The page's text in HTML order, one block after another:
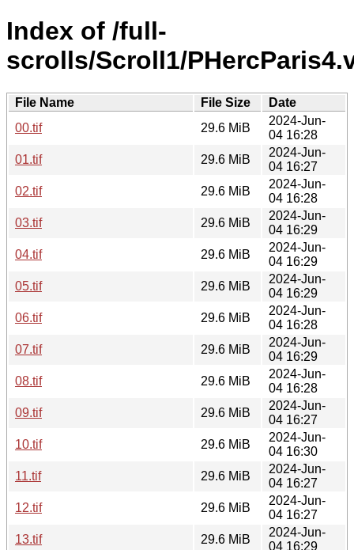
Index of /full-
scrolls/Scroll1/
File Name File Size
Date
00.tif
29.6 MiB
2024-Jun-
04 16:28
01.tif
29.6 MiB
2024-Jun-
04 16:27
02.tif
29.6 MiB
2024-Jun-
04 16:28
03.tif
29.6 MiB
2024-Jun-
04 16:29
04.tif
29.6 MiB
2024-Jun-
04 16:29
05.tif
29.6 MiB
2024-Jun-
04 16:29
06.tif
29.6 MiB
2024-Jun-
04 16:28
07.tif
29.6 MiB
2024-Jun-
04 16:29
08.tif
29.6 MiB
2024-Jun-
04 16:28
09.tif
29.6 MiB
2024-Jun-
04 16:27
10.tif
29.6 MiB
2024-Jun-
04 16:30
11.tif
29.6 MiB
2024-Jun-
04 16:27
12.tif
29.6 MiB
2024-Jun-
04 16:27
13.tif
29.6 MiB
2024-Jun-
04 16:29